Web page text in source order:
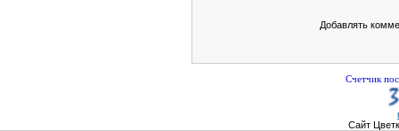
Добавлять
Счетчик
Сайт